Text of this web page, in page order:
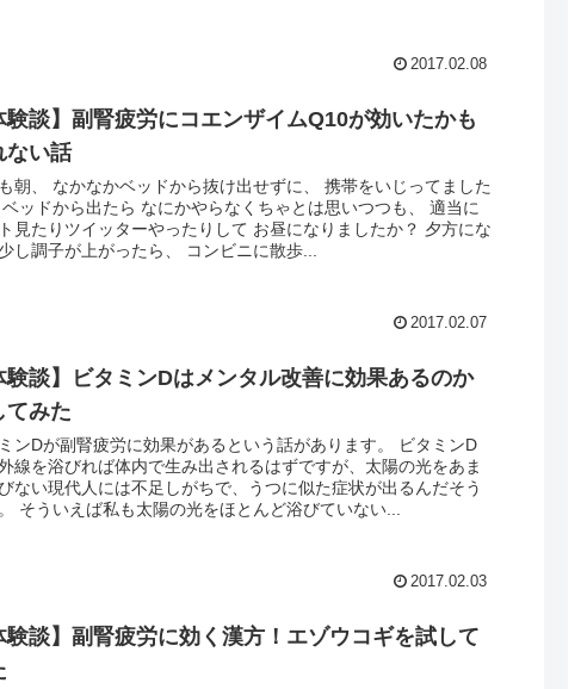
2017.02.08
験談】副腎疲労にコエンザイムQ10が効いたかも
ない話
朝、 なかなかベッドから抜け出せずに、 携帯をいじってました
ッドから出たら なにかやらなくちゃとは思いつつも、 適当に
見たりツイッターやったりして お昼になりましたか？ 夕方にな
し調子が上がったら、 コンビニに散歩...
2017.02.07
験談】ビタミンDはメンタル改善に効果あるのか
てみた
ンDが副腎疲労に効果があるという話があります。 ビタミンD
線を浴びれば体内で生み出されるはずですが、太陽の光をあま
ない現代人には不足しがちで、うつに似た症状が出るんだそう
そういえば私も太陽の光をほとんど浴びていない...
2017.02.03
験談】副腎疲労に効く漢方！エゾウコギを試して